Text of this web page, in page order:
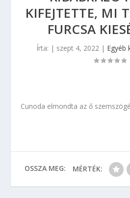
KIFEJTETTE, MI
FURCSA
Írta: | szept 4, 2022 | Egyéb
Cunoda elmondta az ő
OSSZA MEG: MÉRTÉK: